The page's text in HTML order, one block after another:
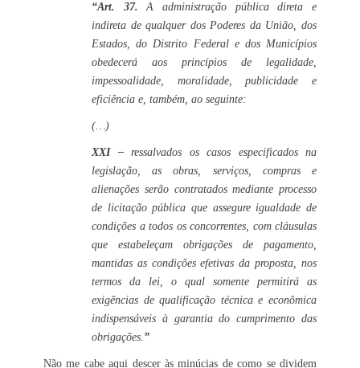
“Art. 37. A administração pública direta e
indireta de qualquer dos Poderes da União, dos
Estados, do Distrito Federal e dos Municípios
obedecerá aos princípios de legalidade,
impessoalidade, moralidade, publicidade e
eficiência e, também, ao seguinte:
(…)
XXI –ressalvados os casos especificados na
legislação, as obras, serviços, compras e
alienações serão contratados mediante processo
de licitação pública que assegure igualdade de
condições a todos os concorrentes, com cláusulas
que estabeleçam obrigações de pagamento,
mantidas as condições efetivas da proposta, nos
termos da lei, o qual somente permitirá as
exigências de qualificação técnica e econômica
indispensáveis à garantia do cumprimento das
obrigações. ”
Não me cabe aqui descer às minúcias de como se dividem